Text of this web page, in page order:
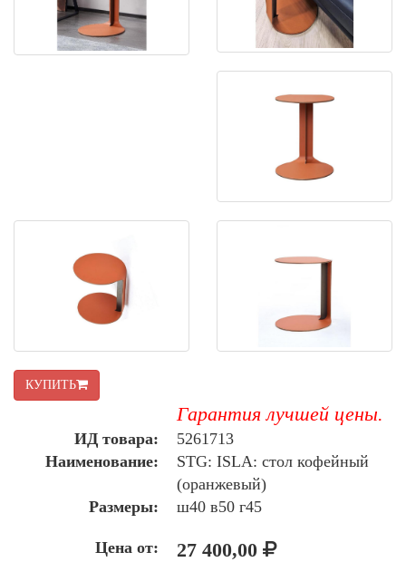
КУПИТЬ
Гарантия лучшей цены.
ИД товара:
5261713
Наименование:
STG: ISLA: стол кофейный
(оранжевый)
Размеры:
ш40 в50 г45
Цена от:
27 400,00